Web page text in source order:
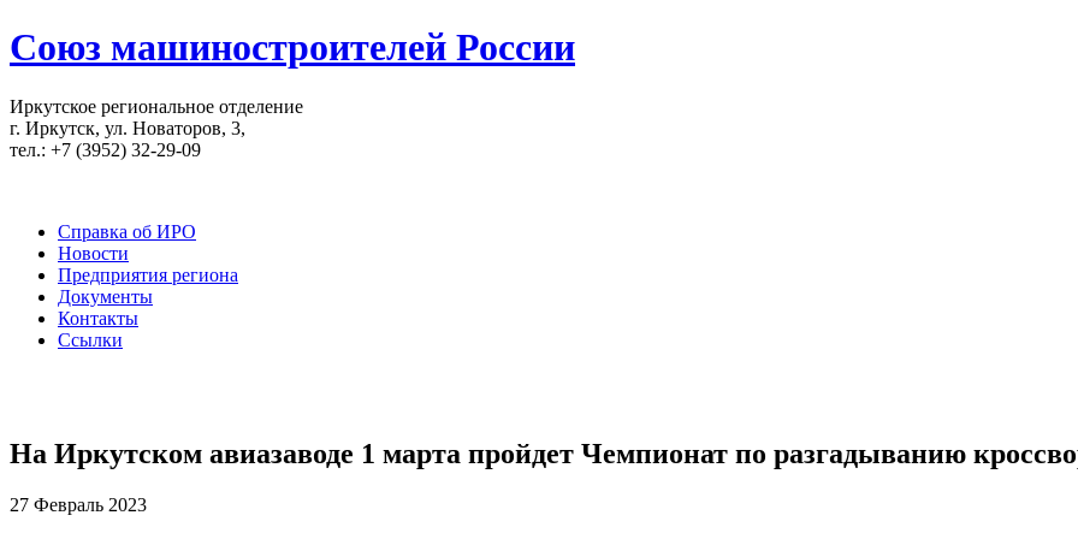
Союз машиностроителей России
Иркутское региональное отделение
г. Иркутск, ул. Новаторов, 3,
тел.: +7 (3952) 32-29-09
Справка об ИРО
Новости
Предприятия региона
Документы
Контакты
Ссылки
На Иркутском авиазаводе 1 марта пройдет Чемпионат по разгадыванию
27 Февраль 2023